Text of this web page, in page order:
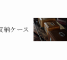
納ケース